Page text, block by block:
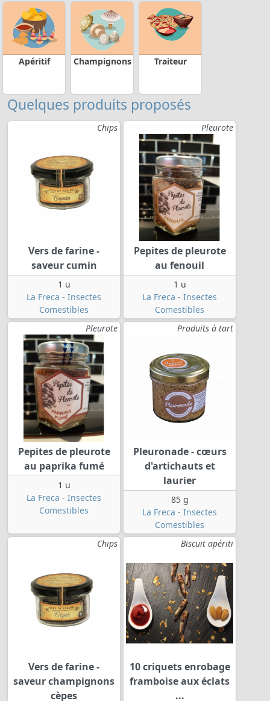
Apéritif Champignons Traiteur
Quelques produits proposés
Chips
Vers de farine -
saveur cumin
1 u
La Freca - Insectes
Comestibles
Pleurote
Pepites de pleurote
au fenouil
1 u
La Freca - Insectes
Comestibles
Pleurote
Pepites de pleurote
au paprika fumé
1 u
La Freca - Insectes
Comestibles
Produits à tart
Pleuronade - cœurs
d'artichauts et
laurier
85 g
La Freca - Insectes
Comestibles
Chips
Vers de farine -
saveur champignons
cèpes
Biscuit apériti
10 criquets enrobage
framboise aux éclats
...